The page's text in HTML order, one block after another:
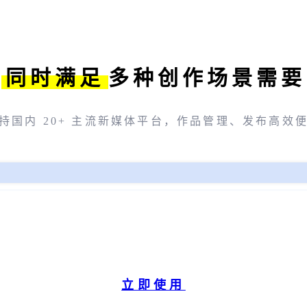
同时满足 多种创作场景需要
国内 20+ 主流新媒体平台，作品管理、发布高效
立即使用